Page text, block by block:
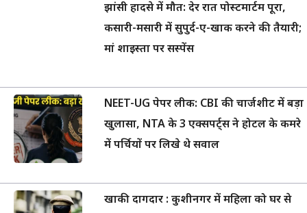
झांसी हादसे में मौत: देर रात पोस्टमार्टम पूरा,
कसारी-मसारी में सुपुर्द-ए-खाक करने की तैयारी;
मां शाइस्ता पर सस्पेंस
NEET-UG पेपर लीक: CBI की चार्जशीट में बड़ा
खुलासा, NTA के 3 एक्सपर्ट्स ने होटल के कमरे
में पर्चियों पर लिखे थे सवाल
खाकी दागदार : कुशीनगर में महिला को घर से